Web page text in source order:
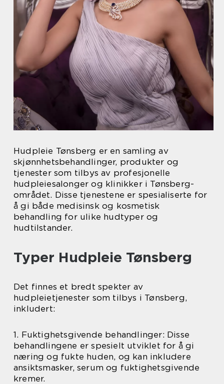
Hudpleie Tønsberg er en samling av
skjønnhetsbehandlinger, produkter og
tjenester som tilbys av profesjonelle
hudpleiesalonger og klinikker i Tønsberg-
området. Disse tjenestene er spesialiserte for
å gi både medisinsk og kosmetisk
behandling for ulike hudtyper og
hudtilstander.
Typer Hudpleie Tønsberg
Det finnes et bredt spekter av
hudpleietjenester som tilbys i Tønsberg,
inkludert:
1. Fuktighetsgivende behandlinger: Disse
behandlingene er spesielt utviklet for å gi
næring og fukte huden, og kan inkludere
ansiktsmasker, serum og fuktighetsgivende
kremer.